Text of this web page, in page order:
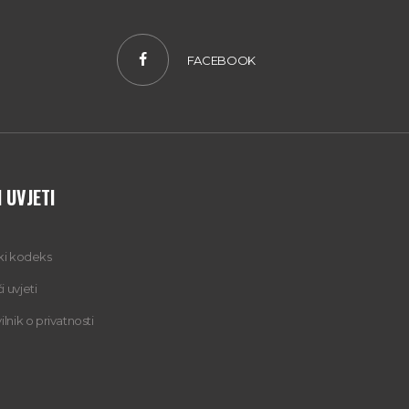
FACEBOOK
UVJETI
kodeks
uvjeti
o privatnosti